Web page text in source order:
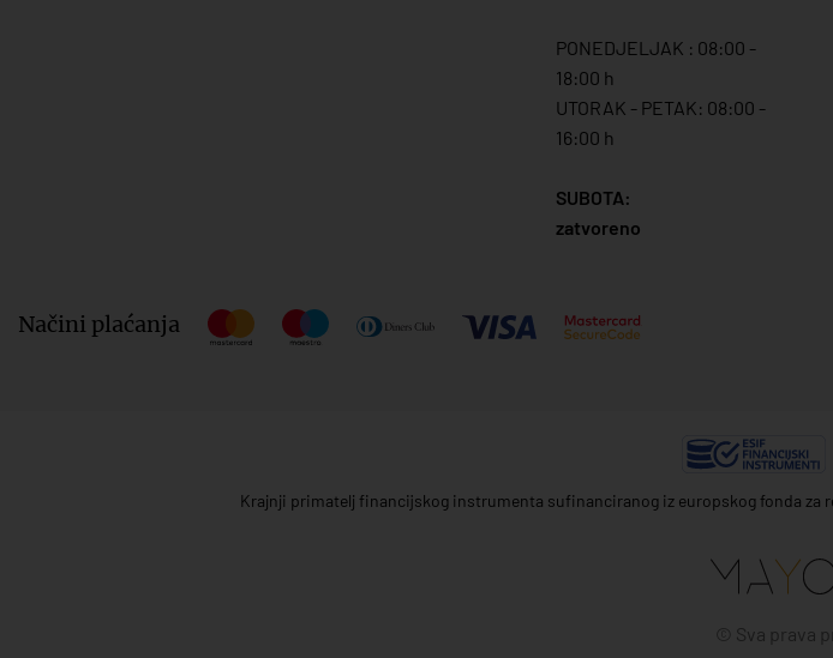
PONEDJELJAK : 08:00 -
18:00 h
UTORAK - PETAK: 08:00 -
16:00 h
SUBOTA:
zatvoreno
Načini plaćanja
Krajnji primatelj financijskog instrumenta sufinanciranog iz europskog fonda
© Sva prava